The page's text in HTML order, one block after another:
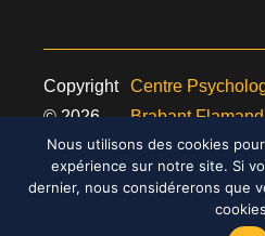
Copyright
© 2026
Centre
Brabant Flamand
Powered byPrivium – Des
vos soins. Pour
et
Nous utilisons des cookies
expérience sur notre site. Si
dernier, nous considérerons que